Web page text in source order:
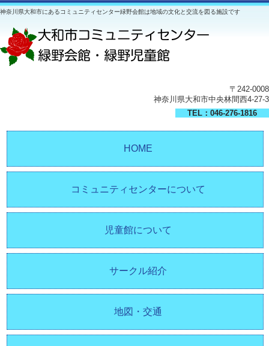
神奈川県大和市にあるコミュニティセンター緑野会館は地域の文化と交流を図る施設です
〒242-0008
神奈川県大和市中央林間西4-27-3
TEL：046-276-1816
HOME
コミュニティセンターについて
児童館について
サークル紹介
地図・交通